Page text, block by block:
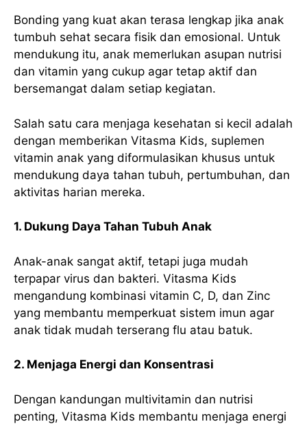
Bonding yang kuat akan terasa lengkap jika anak
tumbuh sehat secara fisik dan emosional. Untuk
mendukung itu, anak memerlukan asupan nutrisi
dan vitamin yang cukup agar tetap aktif dan
bersemangat dalam setiap kegiatan.
Salah satu cara menjaga kesehatan si kecil adalah
dengan memberikan Vitasma Kids, suplemen
vitamin anak yang diformulasikan khusus untuk
mendukung daya tahan tubuh, pertumbuhan, dan
aktivitas harian mereka.
1. Dukung Daya Tahan Tubuh Anak
Anak-anak sangat aktif, tetapi juga mudah
terpapar virus dan bakteri. Vitasma Kids
mengandung kombinasi vitamin C, D, dan Zinc
yang membantu memperkuat sistem imun agar
anak tidak mudah terserang flu atau batuk.
2. Menjaga Energi dan Konsentrasi
Dengan kandungan multivitamin dan nutrisi
penting, Vitasma Kids membantu menjaga energi